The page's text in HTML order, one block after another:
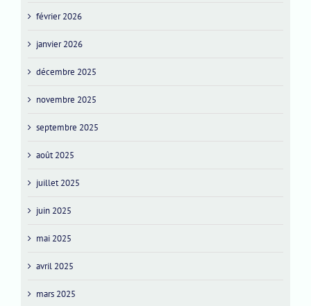
février 2026
janvier 2026
décembre 2025
novembre 2025
septembre 2025
août 2025
juillet 2025
juin 2025
mai 2025
avril 2025
mars 2025